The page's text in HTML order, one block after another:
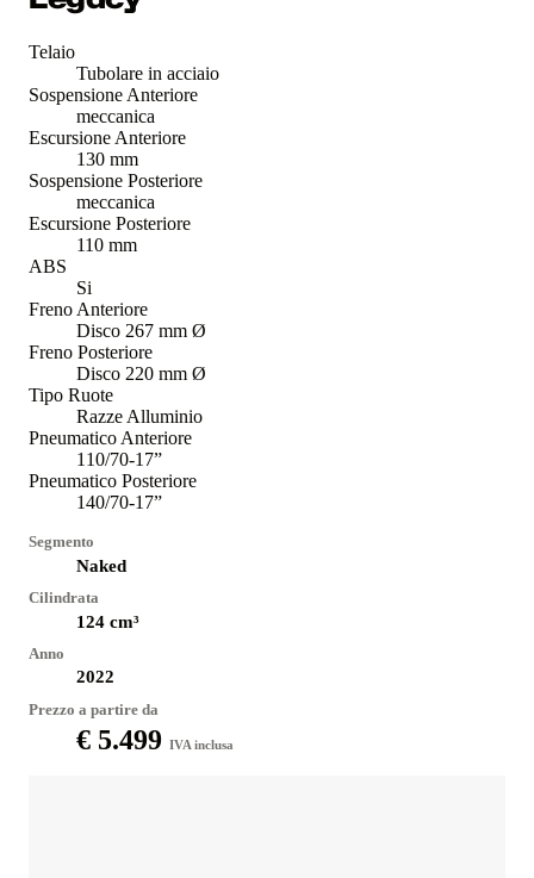
Telaio
Tubolare in acciaio
Sospensione Anteriore
meccanica
Escursione Anteriore
130 mm
Sospensione Posteriore
meccanica
Escursione Posteriore
110 mm
ABS
Si
Freno Anteriore
Disco 267 mm Ø
Freno Posteriore
Disco 220 mm Ø
Tipo Ruote
Razze Alluminio
Pneumatico Anteriore
110/70-17”
Pneumatico Posteriore
140/70-17”
Segmento
Naked
Cilindrata
124 cm³
Anno
2022
Prezzo a partire da
€ 5.499 IVA inclusa